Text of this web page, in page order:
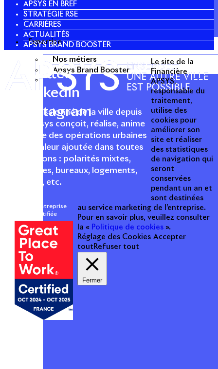
Expertise
Nos métiers
Apsys Brand Booster
APSYS EN BREF
STRATÉGIE RSE
CARRIÈRES
ACTUALITÉS
APSYS BRAND BOOSTER
Acteur passionné de la ville depuis
1996, Apsys conçoit, réalise, anime
et valorise des opérations urbaines
à forte valeur ajoutée dans toutes
les fonctions : polarités mixtes,
commerces, bureaux, logements,
hôtellerie, etc.
Une entreprise
certifiée
Twitter
Linkedin
Instagram
Le site de la
Financière
APSYS,
responsable du
traitement,
utilise des
cookies pour
améliorer son
site et réaliser
des statistiques
de navigation qui
seront
conservées
pendant un an et
sont destinées
au service marketing de l’entreprise.
Pour en savoir plus, veuillez consulter
la « Politique de cookies ».
Réglage des Cookies Accepter
tout Refuser tout
Fermer